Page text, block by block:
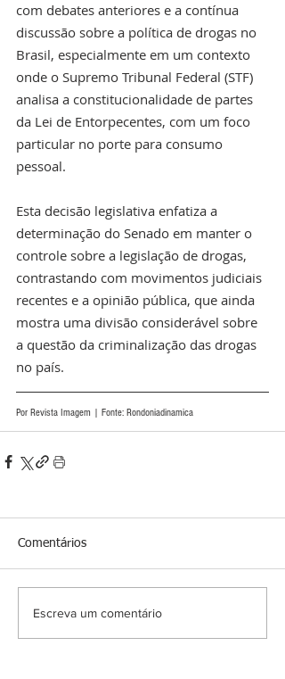
com debates anteriores e a contínua
discussão sobre a política de drogas no
Brasil, especialmente em um contexto
onde o Supremo Tribunal Federal (STF)
analisa a constitucionalidade de partes
da Lei de Entorpecentes, com um foco
particular no porte para consumo
pessoal.
Esta decisão legislativa enfatiza a
determinação do Senado em manter o
controle sobre a legislação de drogas,
contrastando com movimentos judiciais
recentes e a opinião pública, que ainda
mostra uma divisão considerável sobre
a questão da criminalização das drogas
no país.
Por Revista Imagem | Fonte: Rondoniadinamica
Comentários
Escreva um comentário